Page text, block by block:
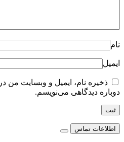
نام
ایمیل
ذخیره نام، ایمیل و وبسایت من
دوباره دیدگاهی می‌نویسم.
اطلاعات تماس